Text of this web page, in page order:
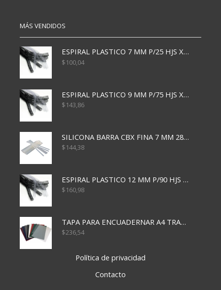
MÁS VENDIDOS
ESPIRAL PLASTICO 7 MM P/25 HJS X50x3000
$100,04
ESPIRAL PLASTICO 9 MM P/75 HJS X50X2400
$143,86
SILICONA BARRA CBX FINA 7 MM 28 CM
$144,38
ESPIRAL PLASTICO 12 MM P/90 HJS X50X1500
$160,98
TAPA PARA ENCUADERNAR A4 TRANSP x50x500
$236,54
Política de privacidad
Contacto